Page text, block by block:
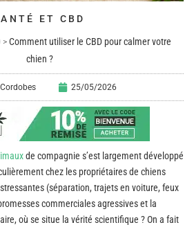
ET CBD
>Comment utiliser le CBD pour calmer votre
chien ?
25/05/2026
de compagnie s’est largement développé
chez les propriétaires de chiens
(séparation, trajets en voiture, feux
commerciales agressives et la
où se situe la vérité scientifique ? On a fait